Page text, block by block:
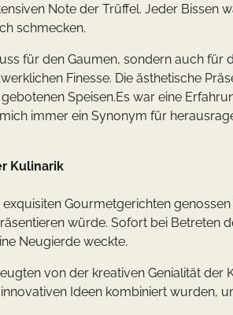
Note der Trüffel. Jeder Bissen
schmecken.
für den Gaumen, sondern auch für
Finesse. Die ästhetische
Speisen.Es war eine
immer ein Synonym für
Kulinarik
Gourmetgerichten
würde. Sofort bei Betreten
Neugierde weckte.
von der kreativen Genialität der
Ideen kombiniert wurden,